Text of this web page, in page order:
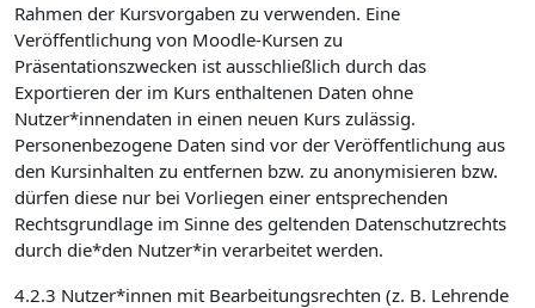
Rahmen der Kursvorgaben zu verwenden. Eine
Veröffentlichung von Moodle-Kursen zu
Präsentationszwecken ist ausschließlich durch das
Exportieren der im Kurs enthaltenen Daten ohne
Nutzer*innendaten in einen neuen Kurs zulässig.
Personenbezogene Daten sind vor der Veröffentlichung aus
den Kursinhalten zu entfernen bzw. zu anonymisieren bzw.
dürfen diese nur bei Vorliegen einer entsprechenden
Rechtsgrundlage im Sinne des geltenden Datenschutzrechts
durch die*den Nutzer*in verarbeitet werden.
4.2.3 Nutzer*innen mit Bearbeitungsrechten (z. B. Lehrende